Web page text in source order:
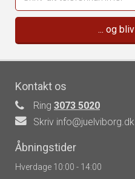
Kontakt os
Ring 3073 5020
Skriv info@juelviborg.dk
Åbningstider
Hverdage 10:00 - 14:00